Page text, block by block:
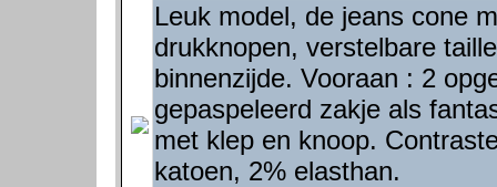
Leuk model, de jeans cone
drukknopen, verstelbare
binnenzijde. Vooraan : 2
gepaspeleerd zakje als
met klep en knoop.
katoen, 2% elasthan.